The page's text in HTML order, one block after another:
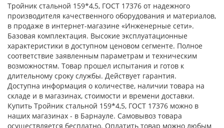
Тройник стальной 159*4,5, ГОСТ 17376 от надежного
производителя качественного оборудования и материалов,
в продаже в интернет-магазине «Инженерные сети».
Базовая комплектация. Высокие эксплуатационные
характеристики в доступном ценовом сегменте. Полное
соответствие заявленным параметрам и техническим
возможностям. Товар прошел испытания и готов к
длительному сроку службы. Действует гарантия.
Доступна информация о количестве, наличии товара на
складе и в магазинах, стоимости и времени доставки.
Купить Тройник стальной 159*4,5, ГОСТ 17376 можно в
наших магазинах - в Барнауле. Самовывоз товара
осуществляется бесплатно. Оплатить товар можно любым